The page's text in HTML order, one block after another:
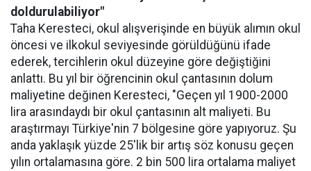
doldurulabiliyor"
Taha Keresteci, okul alışverişinde en büyük alımın okul
öncesi ve ilkokul seviyesinde görüldüğünü ifade
ederek, tercihlerin okul düzeyine göre değiştiğini
anlattı. Bu yıl bir öğrencinin okul çantasının dolum
maliyetine değinen Keresteci, "Geçen yıl 1900-2000
lira arasındaydı bir okul çantasının alt maliyeti. Bu
araştırmayı Türkiye'nin 7 bölgesine göre yapıyoruz. Şu
anda yaklaşık yüzde 25'lik bir artış söz konusu geçen
yılın ortalamasına göre. 2 bin 500 lira ortalama maliyet